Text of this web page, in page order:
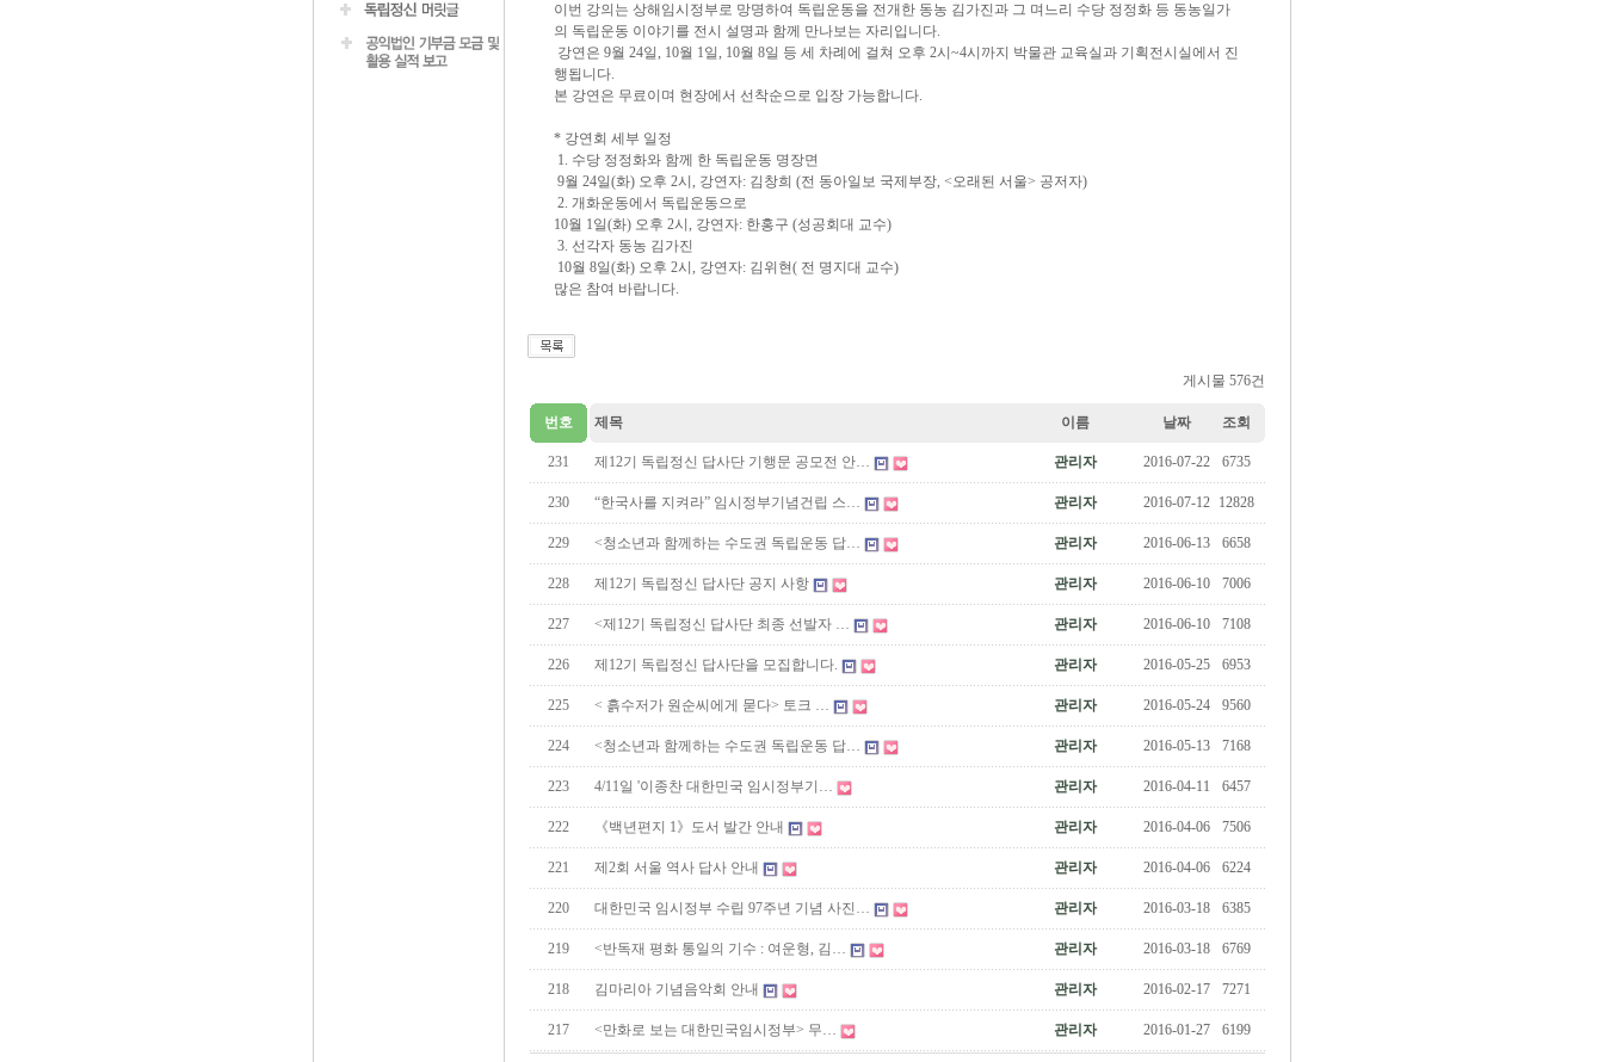
이번 강의는 상해임시정부로 망명하여 독립운동을 전개한 동농 김가진과 그 며느리 수당 정정화 등 동농일가
의 독립운동 이야기를 전시 설명과 함께 만나보는 자리입니다.
강연은 9월 24일, 10월 1일, 10월 8일 등 세 차례에 걸쳐 오후 2시~4시까지 박물관 교육실과 기획전시실에서 진
행됩니다.
본 강연은 무료이며 현장에서 선착순으로 입장 가능합니다.
* 강연회 세부 일정
1. 수당 정정화와 함께 한 독립운동 명장면
9월 24일(화) 오후 2시, 강연자: 김창희 (전 동아일보 국제부장, <오래된 서울> 공저자)
2. 개화운동에서 독립운동으로
10월 1일(화) 오후 2시, 강연자: 한홍구 (성공회대 교수)
3. 선각자 동농 김가진
10월 8일(화) 오후 2시, 강연자: 김위현( 전 명지대 교수)
많은 참여 바랍니다.
게시물 576건
번호 제목 이름 날짜 조회
231 제12기 독립정신 답사단 기행문 공모전 안… 관리자 2016-07-22 6735
230 “한국사를 지켜라” 임시정부기념건립 스… 관리자 2016-07-12 12828
229 <청소년과 함께하는 수도권 독립운동 답… 관리자 2016-06-13 6658
228 제12기 독립정신 답사단 공지 사항 관리자 2016-06-10 7006
227 <제12기 독립정신 답사단 최종 선발자 … 관리자 2016-06-10 7108
226 제12기 독립정신 답사단을 모집합니다. 관리자 2016-05-25 6953
225 < 흙수저가 원순씨에게 묻다> 토크 … 관리자 2016-05-24 9560
224 <청소년과 함께하는 수도권 독립운동 답… 관리자 2016-05-13 7168
223 4/11일 '이종찬 대한민국 임시정부기… 관리자 2016-04-11 6457
222 《백년편지 1》도서 발간 안내 관리자 2016-04-06 7506
221 제2회 서울 역사 답사 안내 관리자 2016-04-06 6224
220 대한민국 임시정부 수립 97주년 기념 사진… 관리자 2016-03-18 6385
219 <반독재 평화 통일의 기수 : 여운형, 김… 관리자 2016-03-18 6769
218 김마리아 기념음악회 안내 관리자 2016-02-17 7271
217 <만화로 보는 대한민국임시정부> 무… 관리자 2016-01-27 6199